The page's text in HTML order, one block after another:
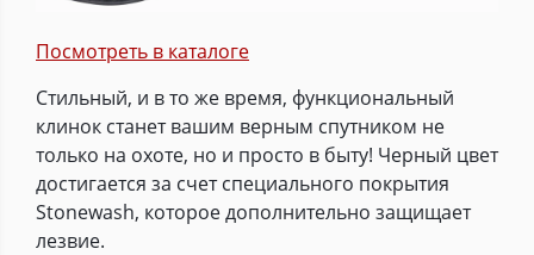
Посмотреть в каталоге
Стильный, и в то же время, функциональный
клинок станет вашим верным спутником не
только на охоте, но и просто в быту! Черный цвет
достигается за счет специального покрытия
Stonewash, которое дополнительно защищает
лезвие.